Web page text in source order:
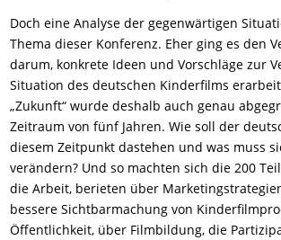
Doch eine Analyse der gegenwärtigen
Thema dieser Konferenz. Eher ging es den
darum, konkrete Ideen und Vorschläge zur
Situation des deutschen Kinderfilms
„Zukunft“ wurde deshalb auch genau
Zeitraum von fünf Jahren. Wie soll der
diesem Zeitpunkt dastehen und was muss
verändern? Und so machten sich die 200
die Arbeit, berieten über
bessere Sichtbarmachung von
Öffentlichkeit, über Filmbildung, die